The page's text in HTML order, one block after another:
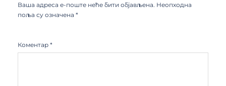
Ваша адреса е-поште неће бити објављена. Неопходна
поља су означена *
Коментар *